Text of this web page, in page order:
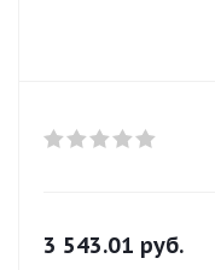
3 543.01 руб.